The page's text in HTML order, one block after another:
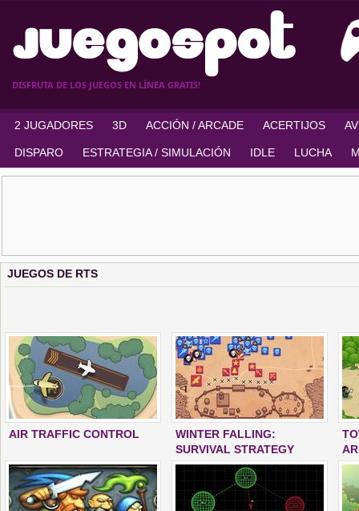
DISFRUTA DE LOS JUEGOS EN LÍNEA GRATIS!
2 JUGADORES 3D ACCIÓN / ARCADE ACERTIJOS
DISPARO ESTRATEGIA / SIMULACIÓN IDLE LUCHA
JUEGOS DE RTS
AIR TRAFFIC CONTROL
WINTER FALLING:
SURVIVAL STRATEGY